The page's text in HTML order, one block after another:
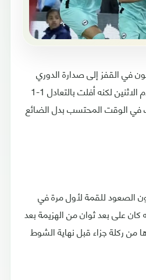
في القفز إلى صدارة الدوري
الإنكليزي الممتاز لكرة القدم الاثنين لكنه أفلت بالتعادل 1-1
في الوقت المحتسب بدل الضائع
الصعود للقمة لأول مرة في
عاما، لكنه كان على بعد ثوان من الهزيمة بعد
من ركلة جزاء قبل نهاية الشوط